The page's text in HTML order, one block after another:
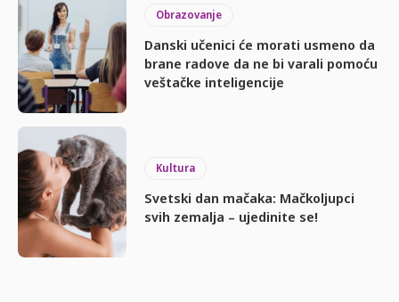
Obrazovanje
Danski učenici će morati usmeno da
brane radove da ne bi varali pomoću
veštačke inteligencije
Kultura
Svetski dan mačaka: Mačkoljupci
svih zemalja – ujedinite se!